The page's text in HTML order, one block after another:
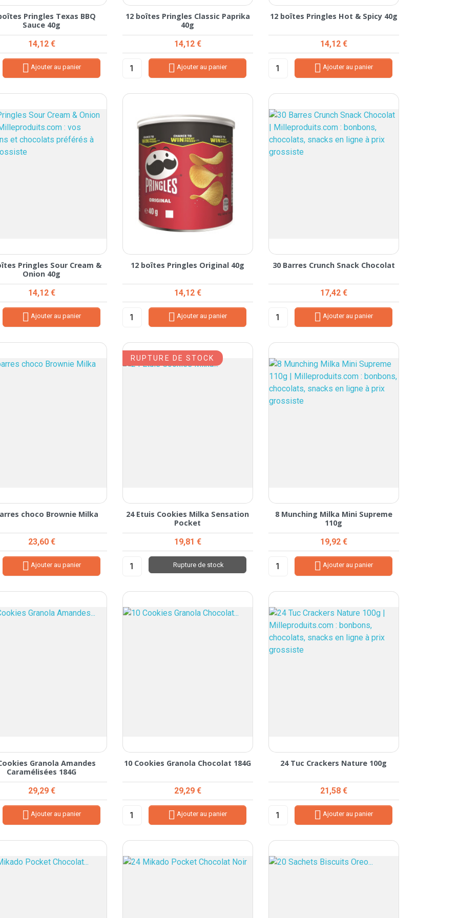
Pringles Texas BBQ
Sauce 40g
Prix
14,12 €
 Ajouter au panier
12 boîtes Pringles Classic Paprika
40g
Prix
14,12 €
 Ajouter au panier
12 boîtes Pringles Hot & Spicy 40g
Prix
14,12 €
 Ajouter au panier
Pringles Sour Cream &
Onion 40g
Prix
14,12 €
 Ajouter au panier
12 boîtes Pringles Original 40g
Prix
14,12 €
 Ajouter au panier
30 Barres Crunch Snack Chocolat
Prix
17,42 €
 Ajouter au panier
choco Brownie Milka
Prix
23,60 €
 Ajouter au panier
24 Etuis Cookies Milka Sensation
Pocket
Prix
19,81 €
Rupture de stock
RUPTURE DE STOCK
8 Munching Milka Mini Supreme
110g
Prix
19,92 €
 Ajouter au panier
Granola Amandes
Caramélisées 184G
Prix
29,29 €
 Ajouter au panier
10 Cookies Granola Chocolat 184G
Prix
29,29 €
 Ajouter au panier
24 Tuc Crackers Nature 100g
Prix
21,58 €
 Ajouter au panier